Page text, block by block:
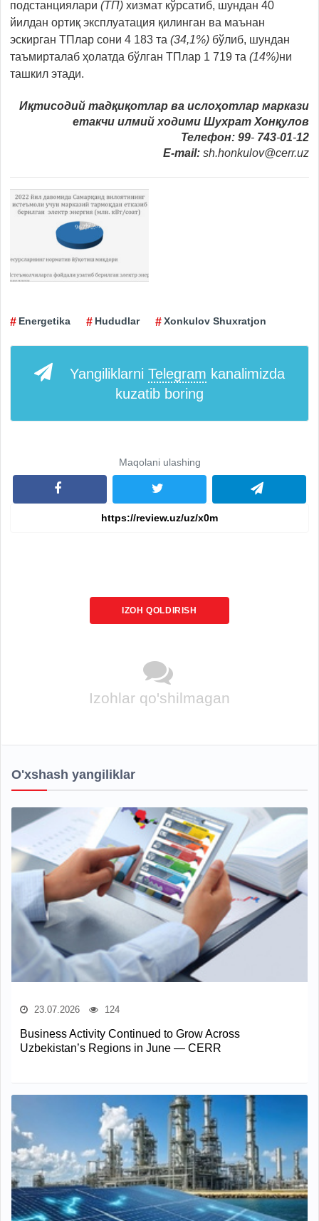
подстанциялари (ТП) хизмат кўрсатиб, шундан 40
йилдан ортиқ эксплуатация қилинган ва маънан
эскирган ТПлар сони 4 183 та (34,1%) бўлиб, шундан
таъмирталаб ҳолатда бўлган ТПлар 1 719 та (14%)ни
ташкил этади.
Иқтисодий тадқиқотлар ва ислоҳотлар маркази
етакчи илмий ходими Шухрат Хонқулов
Телефон: 99- 743-01-12
E-mail: sh.honkulov@cerr.uz
Energetika Hududlar Xonkulov Shuxratjon
Yangiliklarni Telegram kanalimizda
kuzatib boring
Maqolani ulashing
IZOH QOLDIRISH
Izohlar qo'shilmagan
O'xshash yangiliklar
23.07.2026 124
Business Activity Continued to Grow Across
Uzbekistan’s Regions in June — CERR